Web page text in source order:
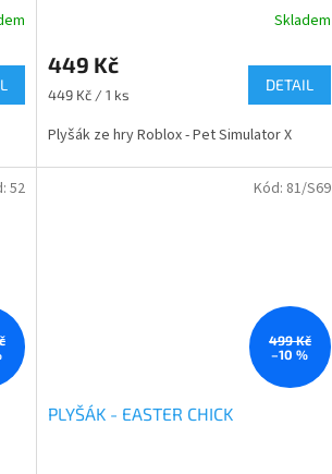
produktu
je
4,5
z
hvězdiček.
Skladem
449 Kč
Měrná
449 Kč / 1 ks
DETAIL
Plyšák ze hry Roblox - Pet Simulator X
52
499 Kč
–10 %
PLYŠÁK - EASTER CHICK
Kód: 81/S69